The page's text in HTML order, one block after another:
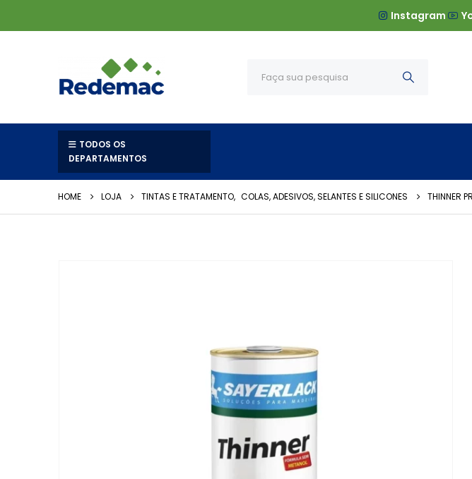
Instagram
TODOS OS
DEPARTAMENTOS
HOME LOJA TINTAS E TRATAMENTO, COLAS, ADESIVOS, SELANTES E SILICONES THINNER